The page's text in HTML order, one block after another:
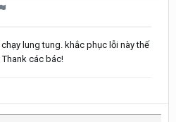
lung tung. khắc phục lỗi này thế
các bác!